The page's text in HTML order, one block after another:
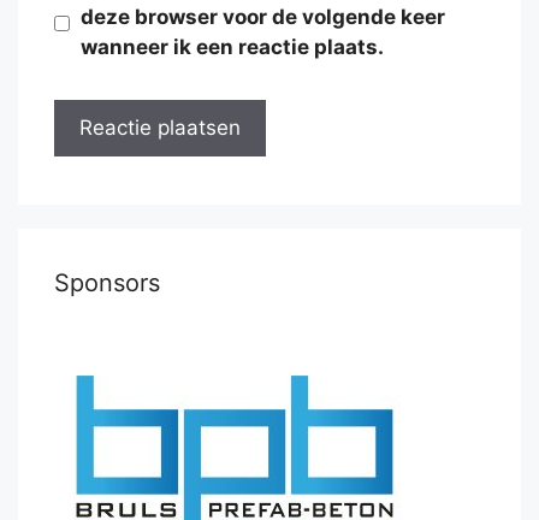
deze browser voor de volgende keer
wanneer ik een reactie plaats.
Sponsors